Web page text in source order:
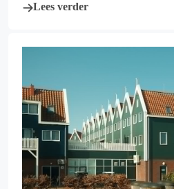
Lees verder